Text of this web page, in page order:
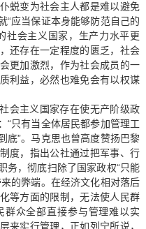
蜕变为社会主人都是难以避免
“应当保证本身能够防范自己的
社会主义国家，生产力水平更
还存在一定程度的匮乏，社会
更加激烈，作为社会成员的一
利益，必然也难免会有以权谋
会主义国家存在使无产阶级政
“只有当全体居民都参加管理工
底”。马克思也曾高度赞扬巴黎
度，指出公社通过把军事、行
务，彻底扫除了国家政权“只能
的弊端。在经济文化相对落后
等方面的限制，无法使人民群
群众全部直接参与管理难以实
来实行管理，正如列宁所说，